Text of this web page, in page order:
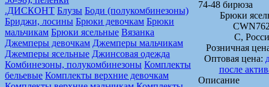
.ДИСКОНТ Блузы Боди (полукомбинезоны)
Бриджи, лосины Брюки девочкам Брюки
мальчикам Брюки ясельные Вязанка
Джемперы девочкам Джемперы мальчикам
Джемперы ясельные Джинсовая одежда
Комбинезоны, полукомбинезоны Комплекты
бельевые Комплекты верхние девочкам
74-48 бирюза
Брюки
C,
Розничная
Оптовая цена:
после
Описание